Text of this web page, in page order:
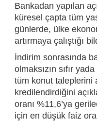
Bankadan yapılan
küresel çapta tüm
günlerde, ülke
artırmaya çalıştığı
İndirim sonrasında
olmaksızın sıfır
tüm konut taleplerini
kredilendirdiğini
oranı %11,6’ya
için en düşük faiz